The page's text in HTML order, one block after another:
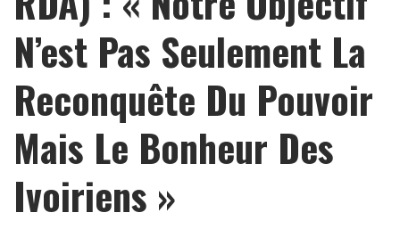
N’est Pas Seulement La
Reconquête Du Pouvoir
Mais Le Bonheur Des
Ivoiriens »